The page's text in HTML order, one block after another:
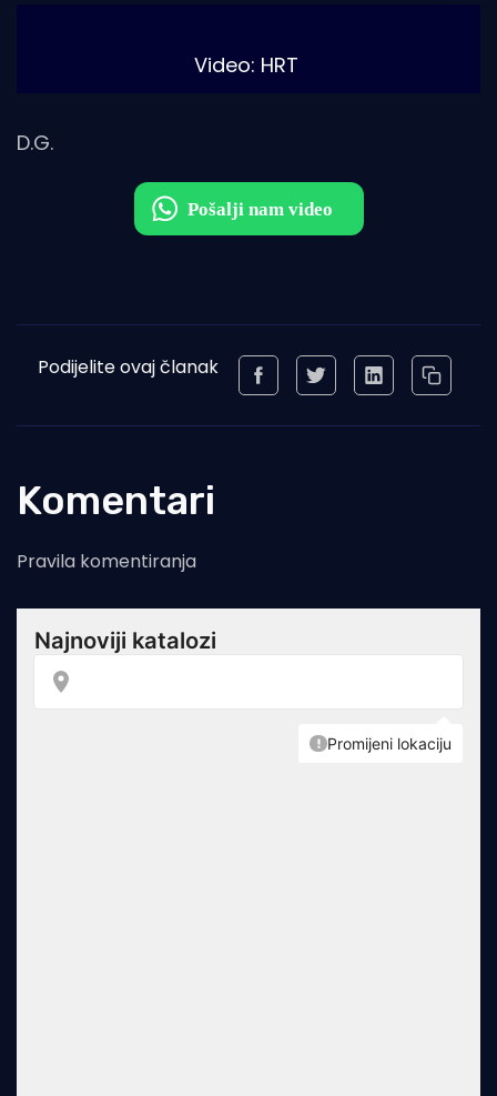
Video: HRT
D.G.
Podijelite ovaj članak
Komentari
Pravila komentiranja